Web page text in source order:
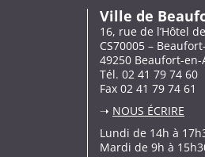
Ville de
16, rue de l’Hôtel
CS70005 –
49250 Beaufort-en-
Tél. 02 41 79 74 60
Fax 02 41 79 74 61
➝ NOUS ÉCRIRE
Lundi de 14h à
Mardi de 9h à